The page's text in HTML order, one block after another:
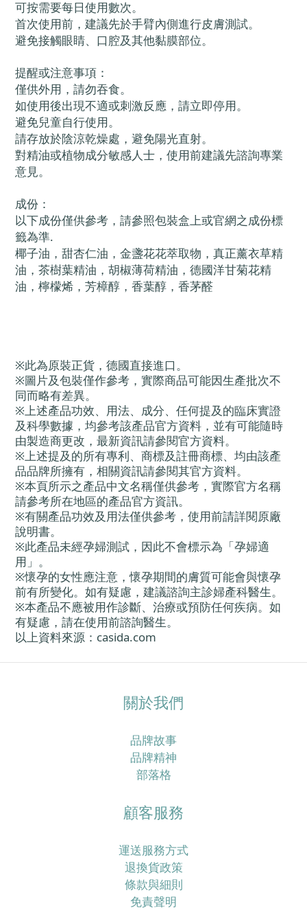
可按需要每日使用數次。
首次使用前，建議先於手臂內側進行皮膚測試。
避免接觸眼睛、口腔及其他黏膜部位。
提醒或注意事項：
僅供外用，請勿吞食。
如使用後出現不適或刺激反應，請立即停用。
避免兒童自行使用。
請存放於陰涼乾燥處，避免陽光直射。
對精油或植物成分敏感人士，使用前建議先諮詢專業
意見。
成份：
以下成份僅供參考，請參照包裝盒上或官網之成份標
籤為準.
椰子油，甜杏仁油，金盞花花萃取物，真正薰衣草精
油，茶樹葉精油，胡椒薄荷精油，德國洋甘菊花精
油，檸檬烯，芳樟醇，香葉醇，香茅醛
※此為原裝正貨 ，德國直接進口。
※圖片及包裝僅作參考，實際商品可能因生產批次不
同而略有差異。
※上述產品功效、用法、成分、任何提及的臨床實證
及科學數據，均參考該產品官方資料，並有可能隨時
由製造商更改，最新資訊請參閱官方資料。
※上述提及的所有專利、商標及註冊商標、均由該產
品品牌所擁有，相關資訊請參閱其官方資料。
※本頁所示之產品中文名稱僅供參考，實際官方名稱
請參考所在地區的產品官方資訊。
※有關產品功效及用法僅供參考，使用前請詳閱原廠
說明書。
※此產品未經孕婦測試，因此不會標示為「孕婦適
用 」。
※懷孕的女性應注意，懷孕期間的膚質可能會與懷孕
前有所變化。如有疑慮，建議諮詢主診婦產科醫生。
※本產品不應被用作診斷、治療或預防任何疾病。如
有疑慮，請在使用前諮詢醫生。
以上資料來源 ： casida.com
關於我們
品牌故事
品牌精神
部落格
顧客服務
運送服務方式
退換貨政策
條款與細則
免責聲明